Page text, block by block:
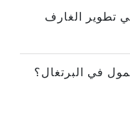
في البرتغال؟